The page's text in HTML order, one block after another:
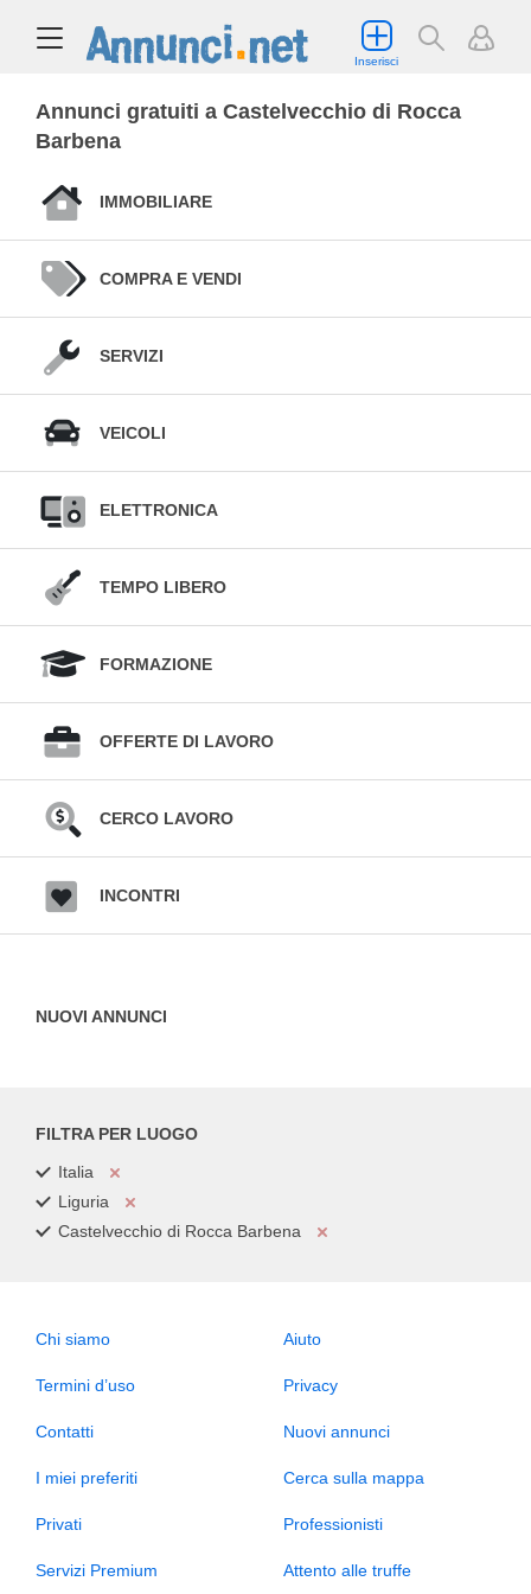
Inserisci
Annunci gratuiti a Castelvecchio di Rocca
Barbena
IMMOBILIARE
COMPRA E VENDI
SERVIZI
VEICOLI
ELETTRONICA
TEMPO LIBERO
FORMAZIONE
OFFERTE DI LAVORO
CERCO LAVORO
INCONTRI
NUOVI ANNUNCI
FILTRA PER LUOGO
Italia
Liguria
Castelvecchio di Rocca Barbena
Chi siamo Aiuto
Termini d’uso Privacy
Contatti Nuovi annunci
I miei preferiti Cerca sulla mappa
Privati Professionisti
Servizi Premium Attento alle truffe